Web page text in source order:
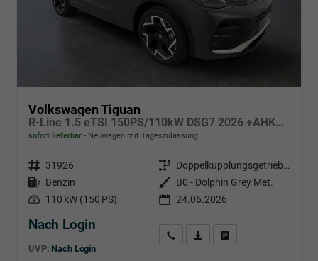
Volkswagen Tiguan
R-Line 1.5 eTSI 150PS/110kW DSG7 2026 +AHK+PANO+MATRIX
sofort lieferbar Neuwagen mit Tageszulassung
Fahrzeugnr. 31926 Getriebe
Doppelkupplungsgetriebe (DSG)
Kraftstoff Benzin Außenfarbe
B0 - Dolphin Grey Met.
Leistung 110 kW (150 PS) 24.06.2026
Nach Login
UVP: Nach Login
Wir rufen Sie anPDF-Datei, Fahrzeugexposé